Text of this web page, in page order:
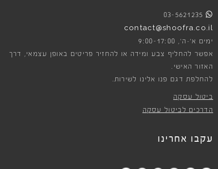
03-5621235
contact@shoofra.co.il
ימים א׳-ה׳, 9:00-17:00
אפשר להחליף צבע ומידה או להחזיר פריטים באופן עצמאי, דרך
האזור האישי.
להחלפת דגם פנו אלינו לשירות.
ביטול עסקה
הדרכים לביטול עסקה
עקבו אחרינו